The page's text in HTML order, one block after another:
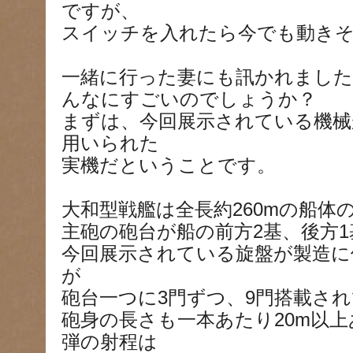
ですが、
スイッチを入れたら今でも動き
一緒に行った妻にも訊かれまし
んなにすごいのでしょうか？
まずは、今回展示されている機
用いられた
実機だということです。
大和型戦艦は全長約260mの船体
主砲の砲台が船の前方2基、後方
今回展示されている旋盤が製造
が
砲台一つに3門ずつ、9門搭載さ
砲身の長さも一本あたり20m以
弾の射程は